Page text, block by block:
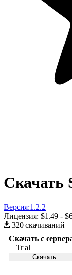
Скачать
Версия:1.2.2
Лицензия: $1.49 -
320 скачиваний
Скачать с
Trial
Скачать